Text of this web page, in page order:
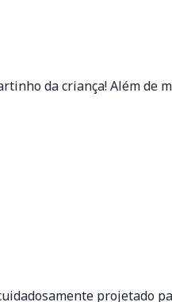
da criança! Além de
projetado